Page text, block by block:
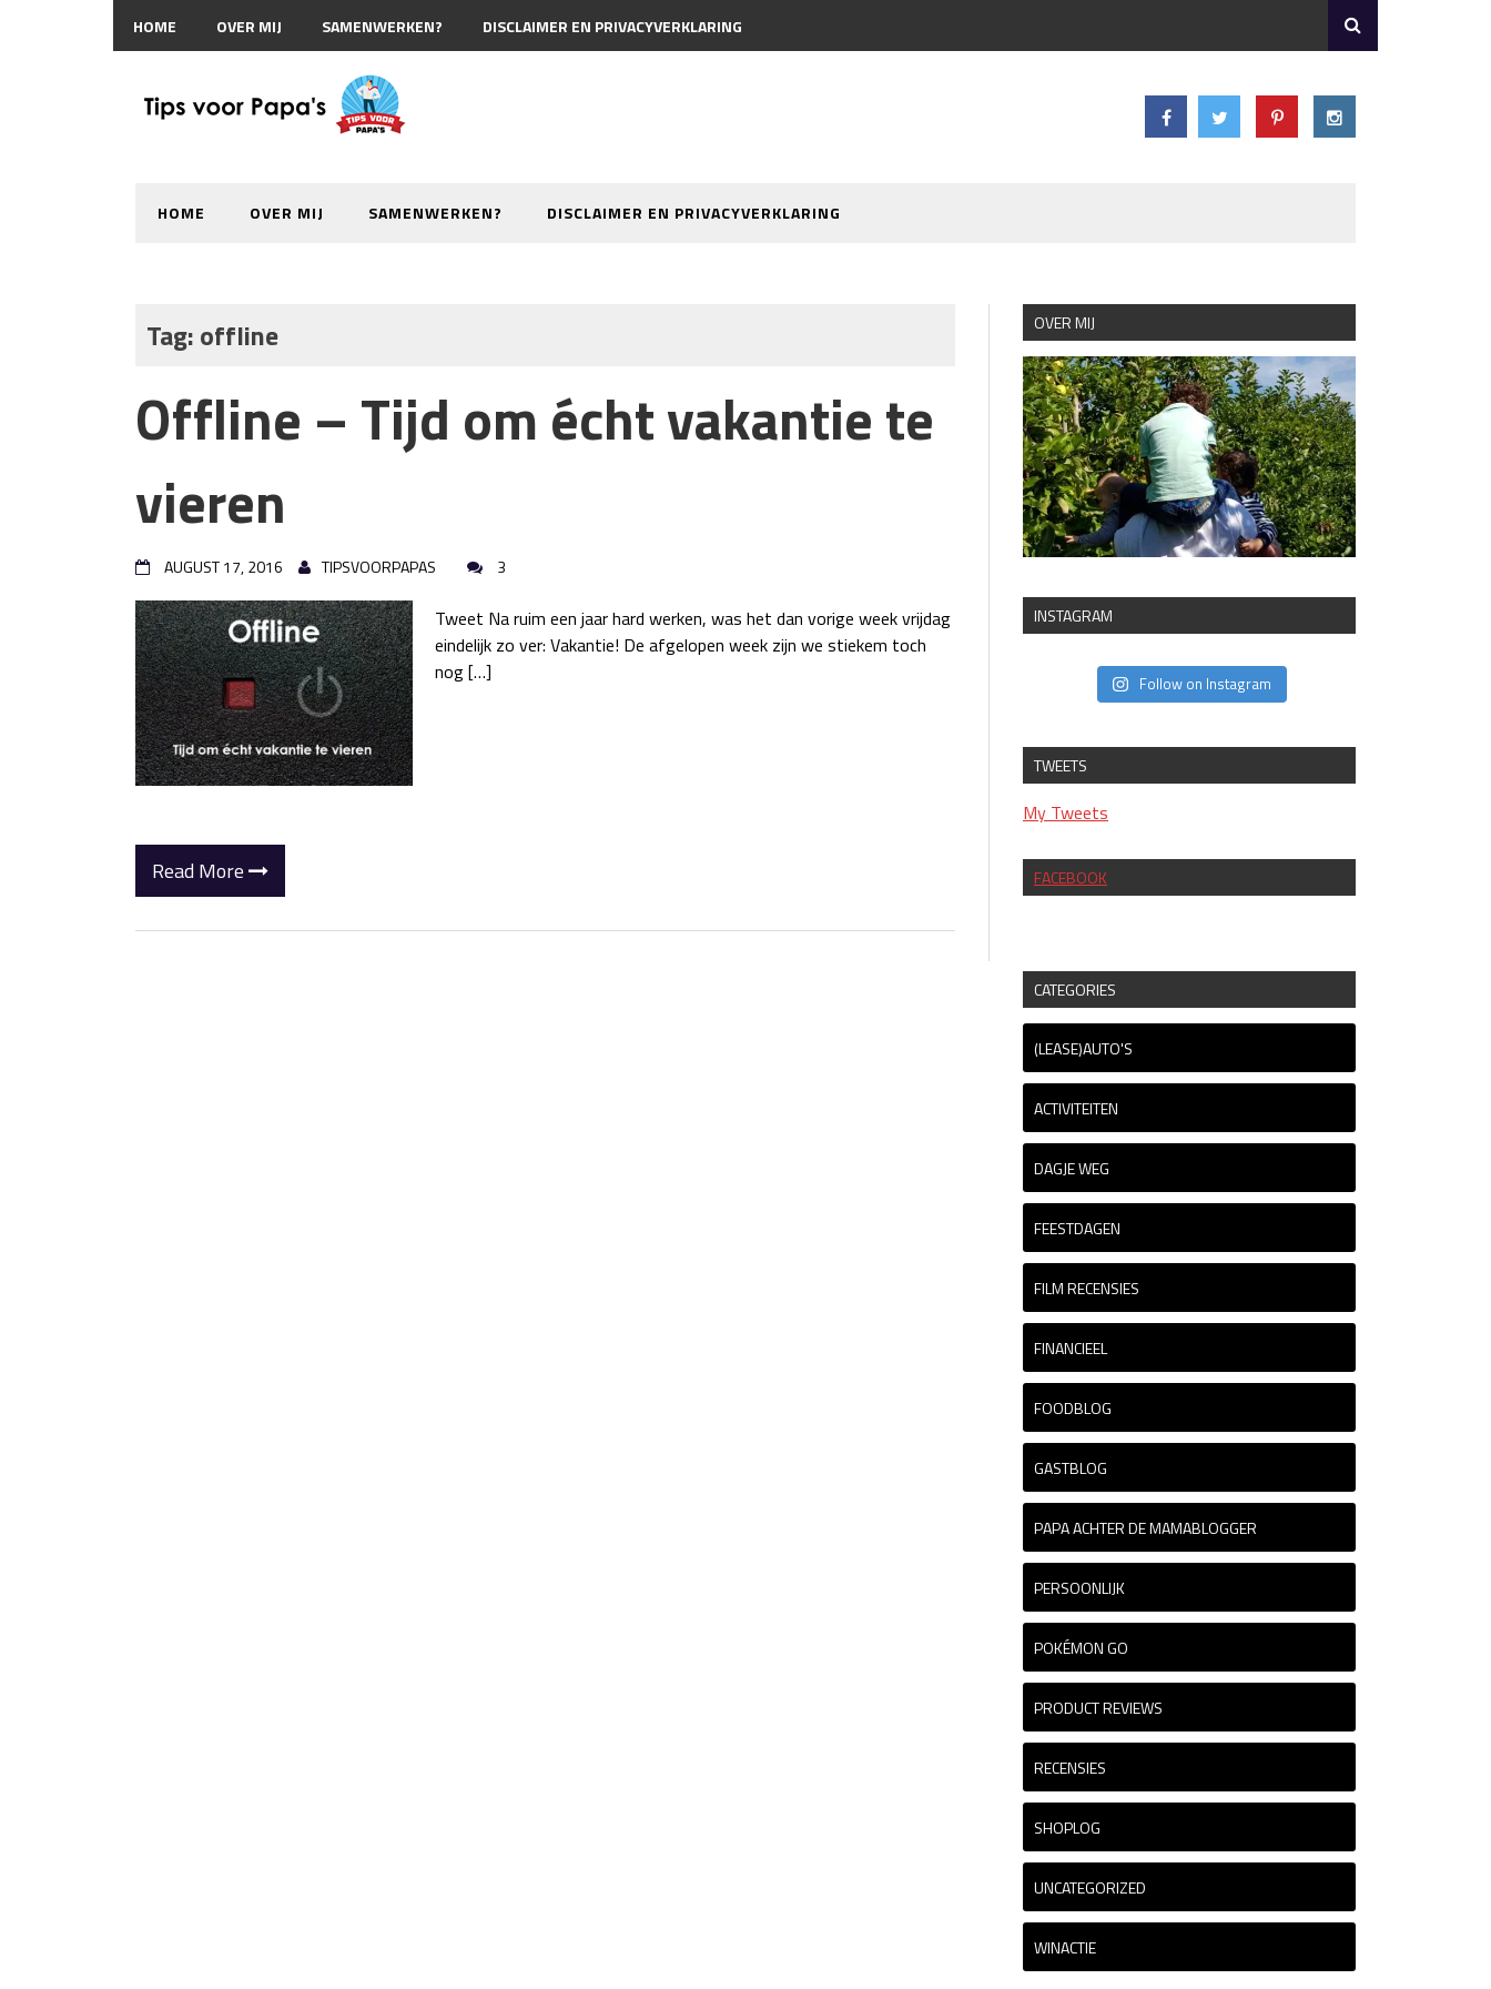
HOME OVER MIJ SAMENWERKEN? DISCLAIMER EN PRIVACYVERKLARING
HOME OVER MIJ SAMENWERKEN? DISCLAIMER EN PRIVACYVERKLARING
Tag:offline
Offline – Tijd om écht vakantie te
vieren
AUGUST 17, 2016 TIPSVOORPAPAS 3
Tweet Na ruim een jaar hard werken, was het dan vorige week vrijdag
eindelijk zo ver: Vakantie! De afgelopen week zijn we stiekem toch
nog […]
Read More
OVER MIJ
INSTAGRAM
Follow on Instagram
TWEETS
My Tweets
FACEBOOK
CATEGORIES
(LEASE)AUTO'S
ACTIVITEITEN
DAGJE WEG
FEESTDAGEN
FILM RECENSIES
FINANCIEEL
FOODBLOG
GASTBLOG
PAPA ACHTER DE MAMABLOGGER
PERSOONLIJK
POKÉMON GO
PRODUCT REVIEWS
RECENSIES
SHOPLOG
UNCATEGORIZED
WINACTIE